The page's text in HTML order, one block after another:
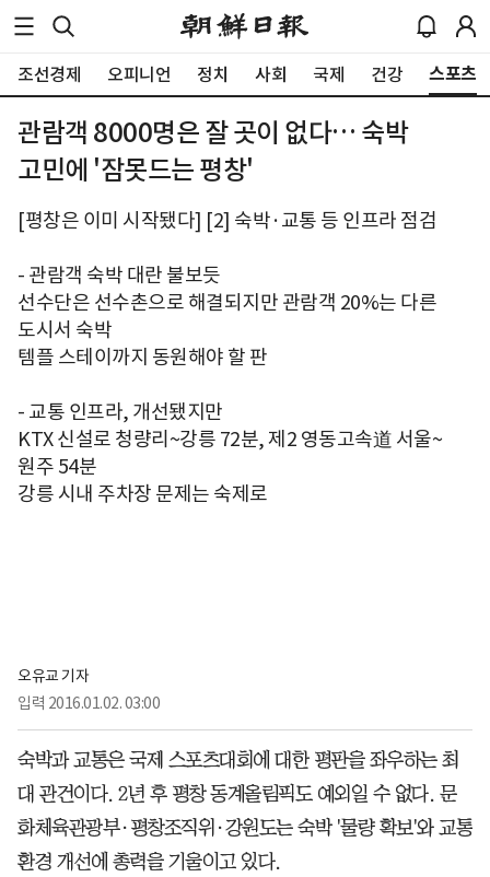
조선경제 오피니언 정치 사회 국제 건강 스포츠
관람객 8000명은 잘 곳이 없다… 숙박
고민에 '잠못드는 평창'
[평창은 이미 시작됐다] [2] 숙박·교통 등 인프라 점검
- 관람객 숙박 대란 불보듯
선수단은 선수촌으로 해결되지만 관람객 20%는 다른
도시서 숙박
템플 스테이까지 동원해야 할 판
- 교통 인프라, 개선됐지만
KTX 신설로 청량리~강릉 72분, 제2 영동고속道 서울~
원주 54분
강릉 시내 주차장 문제는 숙제로
오유교 기자
입력 2016.01.02. 03:00
숙박과 교통은 국제 스포츠대회에 대한 평판을 좌우하는 최
대 관건이다. 2년 후 평창 동계올림픽도 예외일 수 없다. 문
화체육관광부·평창조직위·강원도는 숙박 '물량 확보'와 교통
환경 개선에 총력을 기울이고 있다.